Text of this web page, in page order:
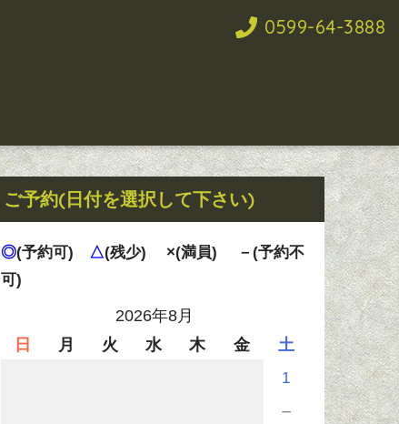
0599-64-3888
ご予約(日付を選択して下さい)
◎(予約可) △(残少) ×(満員)
－(予約不
可)
2026年8月
日
月 火 水 木 金 土
1
－